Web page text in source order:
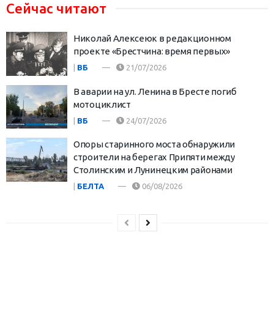
Сейчас читают
Николай Алексеюк в редакционном
проекте «Брестчина: время первых»
ВБ 21/07/2026
В аварии на ул. Ленина в Бресте погиб
мотоциклист
ВБ 24/07/2026
Опоры старинного моста обнаружили
строители на берегах Припяти между
Столинским и Лунинецким районами
БЕЛТА 06/08/2026